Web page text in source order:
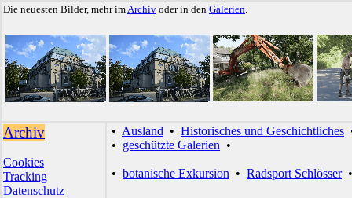
Die neuesten Bilder, mehr imArchiv oder in den Galerien.
Archiv
Cookies
Tracking
Datenschutz
• Ausland • Historisches und Geschichtliches
• geschützte Galerien •
• botanische Exkursion • Radsport Schlösser